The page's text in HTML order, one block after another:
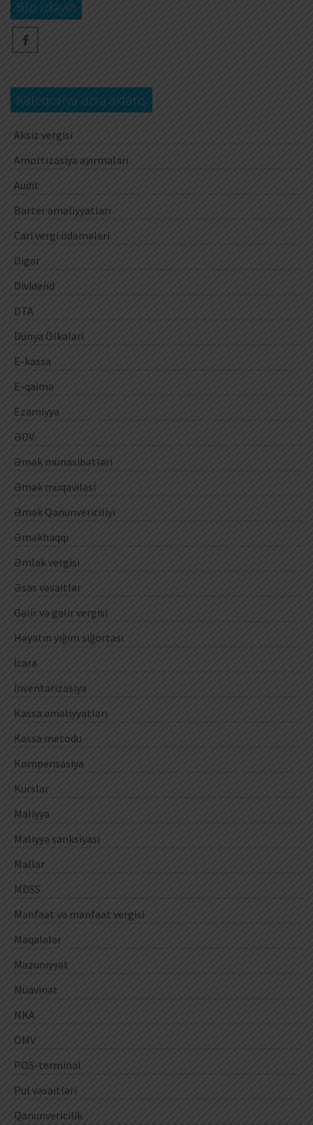
Bizi izləyin
Kateqoriya üzrə axtarış
Aksiz vergisi
Amortizasiya ayırmaları
Audit
Barter əməliyyatları
Cari vergi ödəmələri
Digər
Dividend
DTA
Dünya Ölkələri
E-kassa
E-qaimə
Ezamiyyə
ƏDV
Əmək münasibətləri
Əmək müqaviləsi
Əmək Qanunvericiliyi
Əməkhaqqı
Əmlak vergisi
Əsas vəsaitlər
Gəlir və gəlir vergisi
Həyatın yığım sığortası
İcarə
İnventarizasiya
Kassa əməliyyatları
Kassa metodu
Kompensasiya
Kurslar
Maliyyə
Maliyyə sanksiyası
Mallar
MDSS
Mənfəət və mənfəət vergisi
Məqalələr
Məzuniyyət
Müavinət
NKA
ÖMV
POS-terminal
Pul vəsaitləri
Qanunvericilik